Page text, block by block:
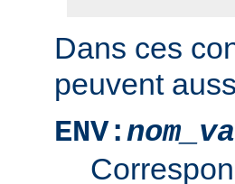
Dans ces
peuvent
ENV: